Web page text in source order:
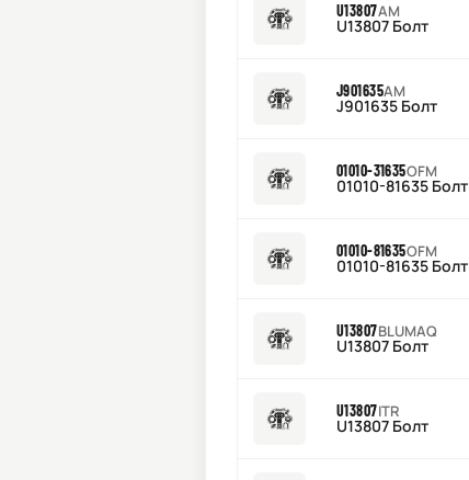
U13807AM
U13807 Болт
J901635AM
J901635 Болт
01010-31635OFM
01010-81635 Болт
01010-81635OFM
01010-81635 Болт
U13807BLUMAQ
U13807 Болт
U13807ITR
U13807 Болт